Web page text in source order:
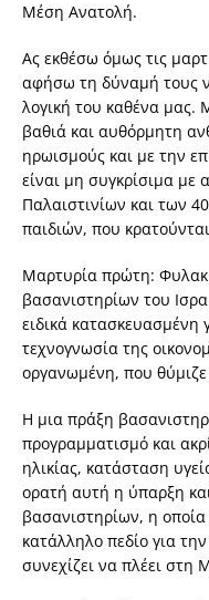
Μέση Ανατολή.
Ας εκθέσω όμως τις
αφήσω τη δύναμή τους
λογική του καθένα μας.
βαθιά και αυθόρμητη
ηρωισμούς και με την
είναι μη συγκρίσιμα
Παλαιστινίων και των
παιδιών, που
Μαρτυρία πρώτη:
βασανιστηρίων του
ειδικά κατασκευασμένη
τεχνογνωσία της
οργανωμένη, που
Η μια πράξη
προγραμματισμό και
ηλικίας, κατάσταση
ορατή αυτή η ύπαρξη
βασανιστηρίων, η οποία
κατάλληλο πεδίο για
συνεχίζει να πλέει στη